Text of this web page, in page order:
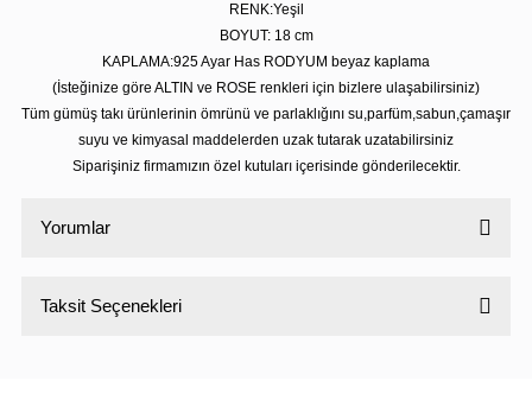
RENK:Yeşil
BOYUT: 18 cm
KAPLAMA:925 Ayar Has RODYUM beyaz kaplama
(İsteğinize göre ALTIN ve ROSE renkleri için bizlere ulaşabilirsiniz)
Tüm gümüş takı ürünlerinin ömrünü ve parlaklığını su,parfüm,sabun,çamaşır
suyu ve kimyasal maddelerden uzak tutarak uzatabilirsiniz
Siparişiniz firmamızın özel kutuları içerisinde gönderilecektir.
Yorumlar
Taksit Seçenekleri